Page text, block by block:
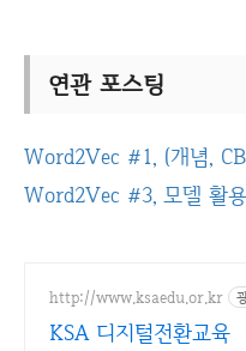
연관 포스팅
Word2Vec #1, (개념,
Word2Vec #3, 모델 활
http://www.ksaedu.or.kr
KSA 디지털전환교육